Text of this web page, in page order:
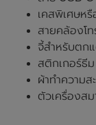
เคสพิเศษห
สายคล้องโ
จี้สำหรับตก
สติกเกอร์ธี
ผ้าทำความ
ตัวเครื่องสม